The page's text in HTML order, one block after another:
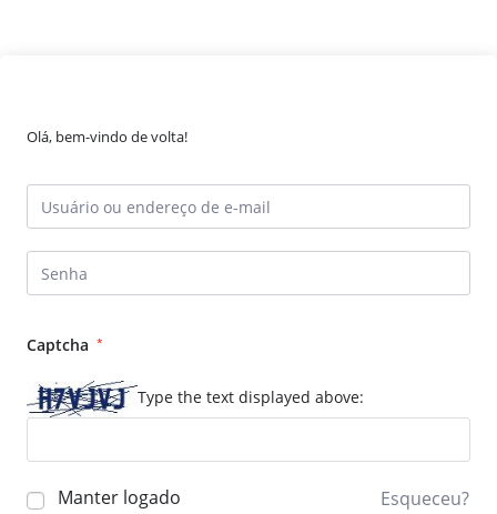
Olá, bem-vindo de volta!
Captcha *
Type the text displayed above:
Manter logado Esqueceu?